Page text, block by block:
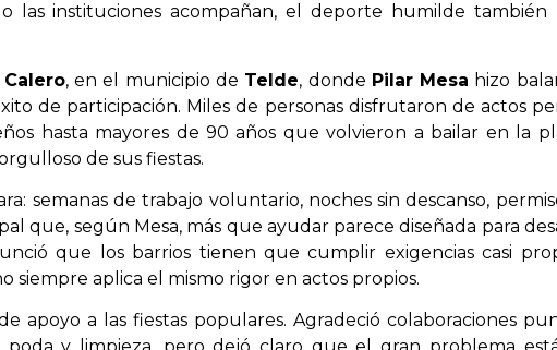
las instituciones acompañan, el deporte humilde también
Calero, en el municipio de Telde, donde Pilar Mesa hizo
de participación. Miles de personas disfrutaron de actos
hasta mayores de 90 años que volvieron a bailar en la
de sus fiestas.
semanas de trabajo voluntario, noches sin descanso,
que, según Mesa, más que ayudar parece diseñada para
que los barrios tienen que cumplir exigencias casi
aplica el mismo rigor en actos propios.
apoyo a las fiestas populares. Agradeció colaboraciones